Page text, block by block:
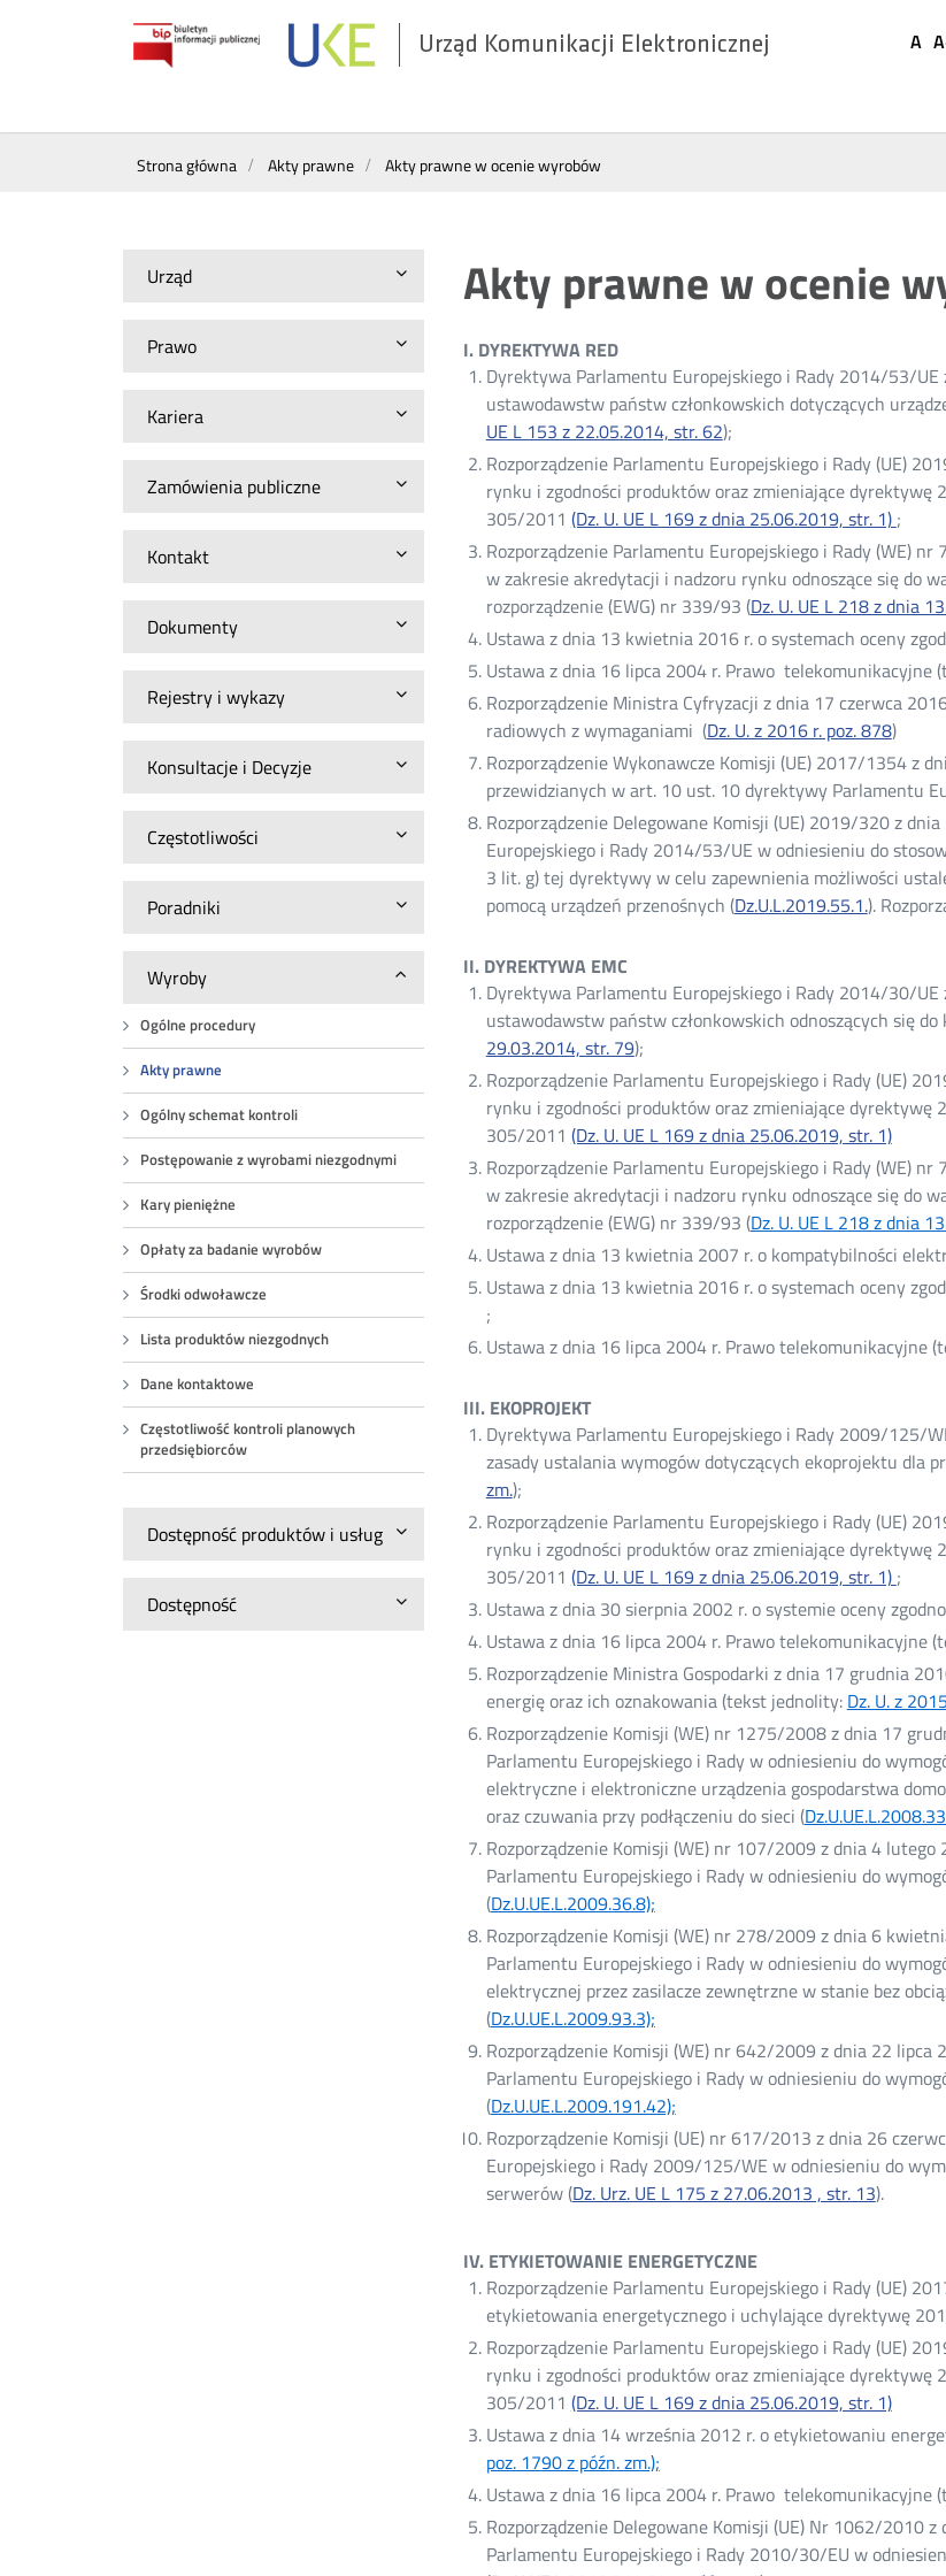
Urząd Komunikacji Elektronicznej A
Wyszukiwarka
Strona główna Akty prawne Akty prawne w ocenie wyrobów
Urząd
Prawo
Kariera
Zamówienia publiczne
Kontakt
Dokumenty
Rejestry i wykazy
Konsultacje i Decyzje
Częstotliwości
Poradniki
Wyroby
Ogólne procedury
Akty prawne
Ogólny schemat kontroli
Postępowanie z wyrobami niezgodnymi
Kary pieniężne
Opłaty za badanie wyrobów
Środki odwoławcze
Lista produktów niezgodnych
Dane kontaktowe
Częstotliwość kontroli planowych
przedsiębiorców
Dostępność produktów i usług
Dostępność
Akty prawne w ocenie
I. DYREKTYWA RED
Dyrektywa Parlamentu Europejskiego i Rady 2014/53/
ustawodawstw państw członkowskich dotyczących
UE L 153 z 22.05.2014, str. 62Otwórz
w
nowym
oknie
);
Rozporządzenie Parlamentu Europejskiego i Rady (UE)
rynku i zgodności produktów oraz zmieniające
305/2011 (Dz. U. UE L 169 z dnia 25.06.2019, str. 1) ;
Rozporządzenie Parlamentu Europejskiego i Rady (WE)
w zakresie akredytacji i nadzoru rynku odnoszące się do
rozporządzenie (EWG) nr 339/93 (Dz. U. UE L 218 z dnia
Ustawa z dnia 13 kwietnia 2016 r. o systemach oceny
Ustawa z dnia 16 lipca 2004 r. Prawo telekomunikacyjne
Rozporządzenie Ministra Cyfryzacji z dnia 17 czerwca
radiowych z wymaganiami (Dz. U. z 2016 r. poz. 878Otwórz
w
oknie
)
Rozporządzenie Wykonawcze Komisji (UE) 2017/1354 z
przewidzianych w art. 10 ust. 10 dyrektywy Parlamentu
Rozporządzenie Delegowane Komisji (UE) 2019/320 z
Europejskiego i Rady 2014/53/UE w odniesieniu do
3 lit. g) tej dyrektywy w celu zapewnienia możliwości
pomocą urządzeń przenośnych (Dz.U.L.2019.55.1.Otwórz
oknie
).
II. DYREKTYWA EMC
Dyrektywa Parlamentu Europejskiego i Rady 2014/30/
ustawodawstw państw członkowskich odnoszących się
29.03.2014, str. 79Otwórz
w
nowym
oknie
);
Rozporządzenie Parlamentu Europejskiego i Rady (UE)
rynku i zgodności produktów oraz zmieniające
305/2011 (Dz. U. UE L 169 z dnia 25.06.2019, str. 1)
Rozporządzenie Parlamentu Europejskiego i Rady (WE)
w zakresie akredytacji i nadzoru rynku odnoszące się do
rozporządzenie (EWG) nr 339/93 (Dz. U. UE L 218 z dnia
Ustawa z dnia 13 kwietnia 2007 r. o kompatybilności
Ustawa z dnia 13 kwietnia 2016 r. o systemach oceny
Otwórz
w
oknie
;
Ustawa z dnia 16 lipca 2004 r. Prawo telekomunikacyjne
III. EKOPROJEKT
Dyrektywa Parlamentu Europejskiego i Rady 2009/125/
zasady ustalania wymogów dotyczących ekoprojektu dla
zm.Otwórz
w
nowym
oknie
);
Rozporządzenie Parlamentu Europejskiego i Rady (UE)
rynku i zgodności produktów oraz zmieniające
305/2011 (Dz. U. UE L 169 z dnia 25.06.2019, str. 1) ;
Ustawa z dnia 30 sierpnia 2002 r. o systemie oceny
Ustawa z dnia 16 lipca 2004 r. Prawo telekomunikacyjne
Rozporządzenie Ministra Gospodarki z dnia 17 grudnia
energię oraz ich oznakowania (tekst jednolity: Dz. U. z
Rozporządzenie Komisji (WE) nr 1275/2008 z dnia 17
Parlamentu Europejskiego i Rady w odniesieniu do
elektryczne i elektroniczne urządzenia gospodarstwa
oraz czuwania przy podłączeniu do sieci (
Rozporządzenie Komisji (WE) nr 107/2009 z dnia 4
Parlamentu Europejskiego i Rady w odniesieniu do
(Dz.U.UE.L.2009.36.8);
w
nowym
oknie
Rozporządzenie Komisji (WE) nr 278/2009 z dnia 6
Parlamentu Europejskiego i Rady w odniesieniu do
elektrycznej przez zasilacze zewnętrzne w stanie bez
(Dz.U.UE.L.2009.93.3);
w
nowym
oknie
Rozporządzenie Komisji (WE) nr 642/2009 z dnia 22
Parlamentu Europejskiego i Rady w odniesieniu do
(Dz.U.UE.L.2009.191.42);
w
nowym
oknie
Rozporządzenie Komisji (UE) nr 617/2013 z dnia 26
Europejskiego i Rady 2009/125/WE w odniesieniu do
serwerów (Dz. Urz. UE L 175 z 27.06.2013 , str. 13Otwórz
oknie
).
IV. ETYKIETOWANIE ENERGETYCZNE
Rozporządzenie Parlamentu Europejskiego i Rady (UE)
etykietowania energetycznego i uchylające dyrektywę
Rozporządzenie Parlamentu Europejskiego i Rady (UE)
rynku i zgodności produktów oraz zmieniające
305/2011 (Dz. U. UE L 169 z dnia 25.06.2019, str. 1)
Ustawa z dnia 14 września 2012 r. o etykietowaniu
poz. 1790 z późn. zm.);
w
nowym
oknie
Ustawa z dnia 16 lipca 2004 r. Prawo telekomunikacyjne
Rozporządzenie Delegowane Komisji (UE) Nr 1062/2010
Parlamentu Europejskiego i Rady 2010/30/EU w